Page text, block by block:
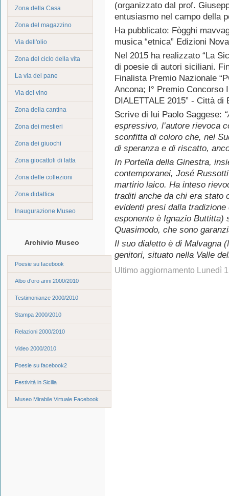
Zona della Casa
Zona del magazzino
Via dell'olio
Zona del ciclo della vita
La via del pane
Via del vino
Zona della cantina
Zona dei mestieri
Zona dei giuochi
Zona giocattoli di latta
Zona delle collezioni
Zona didattica
Inaugurazione Museo
Archivio Museo
Poesie su facebook
Albo d'oro anni 2000/2010
Testimonianze 2000/2010
Stampa 2000/2010
Relazioni 2000/2010
Video 2000/2010
Poesie su facebook2
Festività in Sicilia
Museo Mirabile Virtuale Facebook
(organizzato dal prof.
entusiasmo nel campo della
Ha pubblicato: Fògghi
musica “etnica” Edizioni
Nel 2015 ha realizzato “La
di poesie di autori siciliani.
Finalista Premio Nazionale
Ancona; I° Premio Concorso
DIALETTALE 2015” - Città di
Scrive di lui Paolo Saggese:
espressivo, l’autore rievoca
sconfitta di coloro che, nel
di speranza e di riscatto,
In Portella della Ginestra,
contemporanei, José
martirio laico. Ha inteso
traditi anche da chi era stato
evidenti presi dalla
esponente è Ignazio Buttitta)
Quasimodo, che sono
Il suo dialetto è di Malvagna
genitori, situato nella Valle
Ultimo aggiornamento Lunedì